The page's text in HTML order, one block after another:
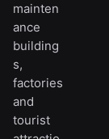
mainten
ance
building
s,
factories
and
tourist